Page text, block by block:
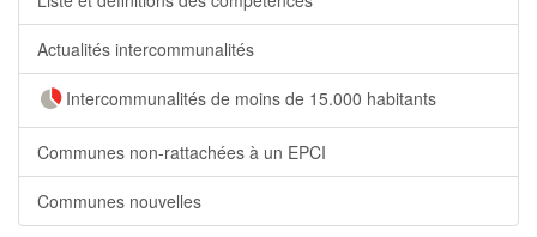
Actualités intercommunalités
Intercommunalités de moins de 15.000 habitants
Communes non-rattachées à un EPCI
Communes nouvelles